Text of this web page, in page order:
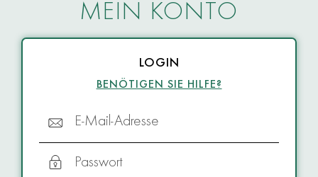
MEIN KONTO
LOGIN
BENÖTIGEN SIE HILFE?
E-Mail-Adresse
Passwort